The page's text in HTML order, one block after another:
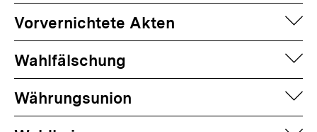
Vorvernichtete Akten
Wahlfälschung
Währungsunion